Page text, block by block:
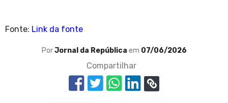
Fonte: Link da fonte
PorJornal da República em 07/06/2026
Compartilhar